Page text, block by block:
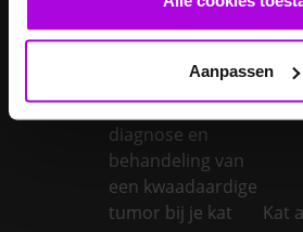
Aanpassen
vaccineren
Kanker bij katten:
symptomen,
diagnose en
behandeling van
een kwaadaardige
tumor bij je kat
Kat